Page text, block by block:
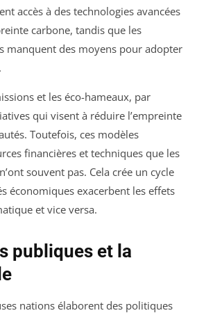
accès à des technologies avancées
carbone, tandis que les
manquent des moyens pour adopter
et les éco-hameaux, par
qui visent à réduire l’empreinte
Toutefois, ces modèles
financières et techniques que les
souvent pas. Cela crée un cycle
économiques exacerbent les effets
et vice versa.
publiques et la
nations élaborent des politiques